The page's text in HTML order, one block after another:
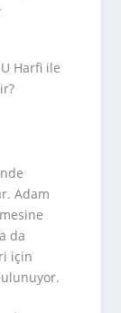
Adam
da
için